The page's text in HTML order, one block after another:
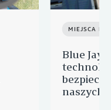
MIEJSCA
Blue Jay
naszych